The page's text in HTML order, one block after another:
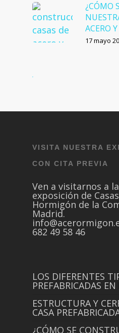
¿CÓMO
ACERO
17 mayo
VISITA NUESTRA
CON CITA PREVIA
Ven a visitarnos a
exposición de
Hormigón de la
Madrid.
682 49 58 46
LOS DIFERENTES
PREFABRICADAS
ESTRUCTURA Y
CASA
¿CÓMO SE